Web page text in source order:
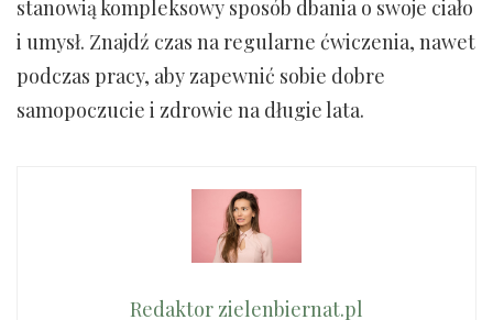
stanowią kompleksowy sposób dbania o swoje ciało
i umysł. Znajdź czas na regularne ćwiczenia, nawet
podczas pracy, aby zapewnić sobie dobre
samopoczucie i zdrowie na długie lata.
Redaktor zielenbiernat.pl